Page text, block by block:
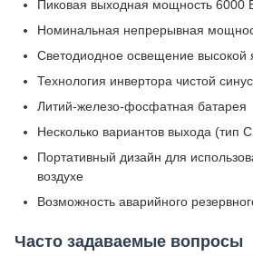
Пиковая выходная мощность 6000
Номинальная непрерывная
Светодиодное освещение высокой
Технология инвертора чистой
Литий-железо-фосфатная батарея
Несколько вариантов выхода (тип
Портативный дизайн для
воздухе
Возможность аварийного
Часто задаваемые вопросы